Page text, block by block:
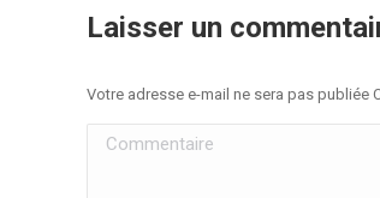
Laisser un
Votre adresse e-mail ne sera pas publiée
Commentaire